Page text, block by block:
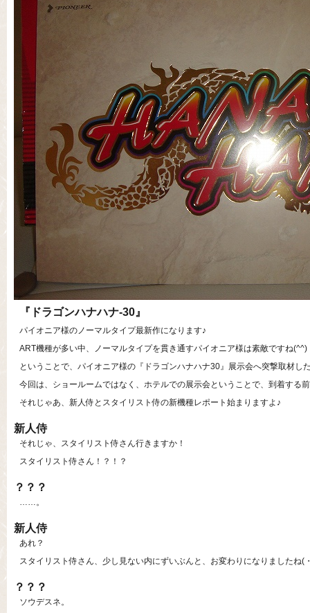
『ドラゴンハナハナ-30』
パイオニア様のノーマルタイプ最新作になります♪
ART機種が多い中、ノーマルタイプを貫き通すパイオニア様は素敵ですね(^^)
ということで、パイオニア様の『ドラゴンハナハナ30』展示会へ突撃取材し
今回は、ショールームではなく、ホテルでの展示会ということで、到着する
それじゃあ、新人侍とスタイリスト侍の新機種レポート始まりますよ♪
新人侍
それじゃ、スタイリスト侍さん行きますか！
スタイリスト侍さん！？！？
？？？
……。
新人侍
あれ？
スタイリスト侍さん、少し見ない内にずいぶんと、お変わりになりましたね(
？？？
ソウデスネ。